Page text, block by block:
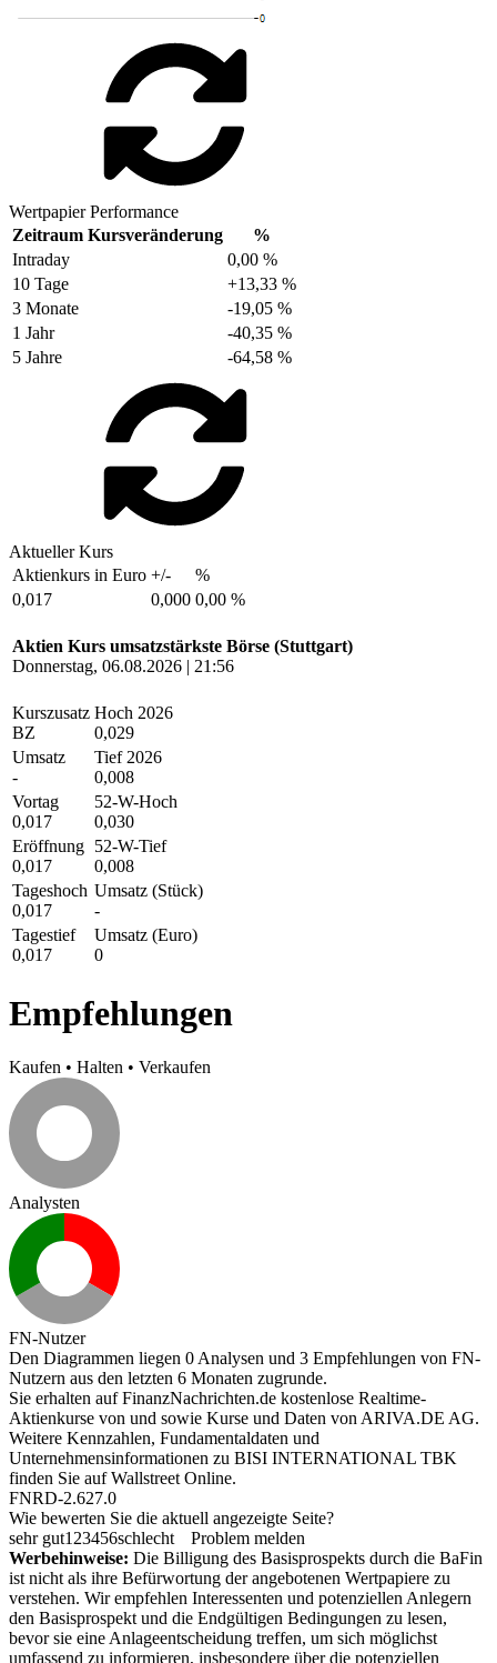
Wertpapier Performance
Zeitraum Kursveränderung
%
Intraday
0,00 %
10 Tage
+13,33 %
3 Monate
-19,05 %
1 Jahr
-40,35 %
5 Jahre
-64,58 %
Aktueller Kurs
Aktienkurs in Euro +/-
%
0,017
0,000 0,00 %
Aktien Kurs umsatzstärkste Börse (Stuttgart)
Donnerstag, 06.08.2026 | 21:56
Kurszusatz
BZ
Hoch 2026
0,029
Umsatz
-
Tief 2026
0,008
Vortag
0,017
52-W-Hoch
0,030
Eröffnung
0,017
52-W-Tief
0,008
Tageshoch
0,017
Umsatz (Stück)
-
Tagestief
0,017
Umsatz (Euro)
0
Empfehlungen
Kaufen • Halten • Verkaufen
Analysten
FN-Nutzer
Den Diagrammen liegen 0 Analysen und 3 Empfehlungen von FN-
Nutzern aus den letzten 6 Monaten zugrunde.
Sie erhalten auf FinanzNachrichten.de kostenlose Realtime-
Aktienkurse von und sowie Kurse und Daten von ARIVA.DE AG.
Weitere Kennzahlen, Fundamentaldaten und
Unternehmensinformationen zu BISI INTERNATIONAL TBK
finden Sie aufWallstreet Online.
FNRD-2.627.0
Wie bewerten Sie die aktuell angezeigte Seite?
sehr gut1 23456schlecht
Problem melden
Werbehinweise: Die Billigung des Basisprospekts durch die BaFin
ist nicht als ihre Befürwortung der angebotenen Wertpapiere zu
verstehen. Wir empfehlen Interessenten und potenziellen Anlegern
den Basisprospekt und die Endgültigen Bedingungen zu lesen,
bevor sie eine Anlageentscheidung treffen, um sich möglichst
umfassend zu informieren, insbesondere über die potenziellen